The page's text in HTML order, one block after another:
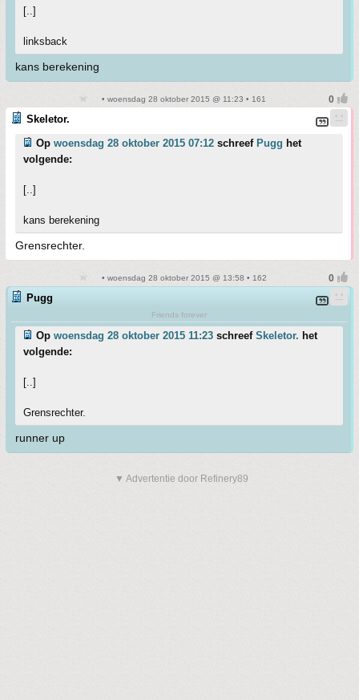
[..]
linksback
kans berekening
• woensdag 28 oktober 2015 @ 11:23 • 161
Skeletor.
Op woensdag 28 oktober 2015 07:12 schreef Pugg het
volgende:
[..]
kans berekening
Grensrechter.
• woensdag 28 oktober 2015 @ 13:58 • 162
Pugg
Friends forever
Op woensdag 28 oktober 2015 11:23 schreef Skeletor. het
volgende:
[..]
Grensrechter.
runner up
▼ Advertentie door Refinery89